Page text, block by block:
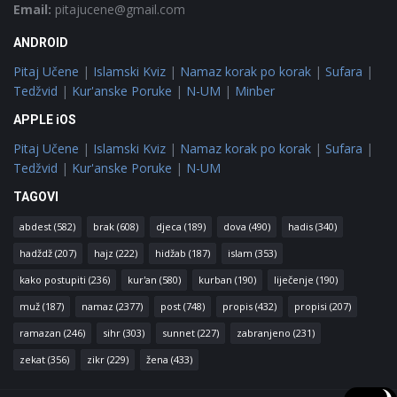
Email: pitajucene@gmail.com
ANDROID
Pitaj Učene | Islamski Kviz | Namaz korak po korak | Sufara |
Tedžvid | Kur'anske Poruke | N-UM | Minber
APPLE iOS
Pitaj Učene | Islamski Kviz | Namaz korak po korak | Sufara |
Tedžvid | Kur'anske Poruke | N-UM
TAGOVI
abdest (582) brak (608) djeca (189) dova (490) hadis (340)
hadždž (207) hajz (222) hidžab (187) islam (353)
kako postupiti (236) kur'an (580) kurban (190) liječenje (190)
muž (187) namaz (2377) post (748) propis (432) propisi (207)
ramazan (246) sihr (303) sunnet (227) zabranjeno (231)
zekat (356) zikr (229) žena (433)